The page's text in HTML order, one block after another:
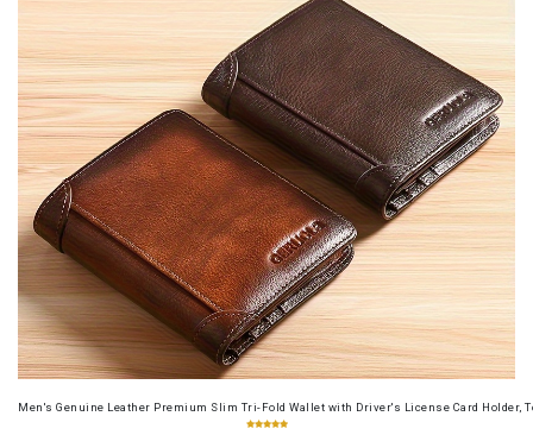
Men's Genuine Leather Premium Slim Tri-Fold Wallet with Driver's License Card Holder,